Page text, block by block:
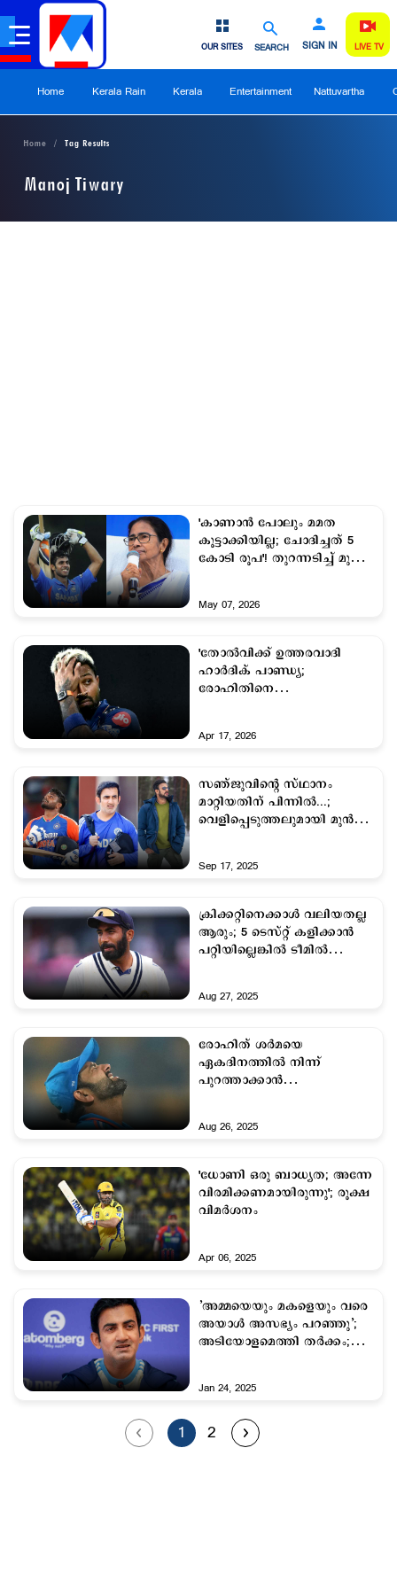
SEARCH SIGN IN
OUR SITES LIVE TV
Home Kerala Rain Kerala Entertainment Nattuvartha
Home Tag Results
Manoj Tiwary
'കാണാന്‍ പോലും മമത
കൂട്ടാക്കിയില്ല; ചോദിച്ചത് 5
കോടി രൂപ'! തുറന്നടിച്ച് മുന്‍
May 07, 2026
'തോല്‍വിക്ക് ഉത്തരവാദി
ഹാര്‍ദിക് പാണ്ഡ്യ;
രോഹിതിനെ
Apr 17, 2026
സഞ്ജുവിന്‍റെ സ്ഥാനം
മാറ്റിയതിന് പിന്നിൽ...;
വെളിപ്പെടുത്തലുമായി മുന്‍
Sep 17, 2025
ക്രിക്കറ്റിനെക്കാള്‍ വലിയതല്ല
ആരും; 5 ടെസ്റ്റ് കളിക്കാന്‍
പറ്റിയില്ലെങ്കില്‍ ടീമില്‍
Aug 27, 2025
രോഹിത് ശര്‍മയെ
ഏകദിനത്തില്‍ നിന്ന്
പുറത്താക്കാന്‍
Aug 26, 2025
'ധോണി ഒരു ബാധ്യത; അന്നേ
വിരമിക്കണമായിരുന്നു'; രൂക്ഷ
വിമര്‍ശനം
Apr 06, 2025
’അമ്മയെയും മകളെയും വരെ
അയാള്‍ അസഭ്യം പറഞ്ഞു’;
അടിയോളമെത്തി തര്‍ക്കം;
Jan 24, 2025
1 2